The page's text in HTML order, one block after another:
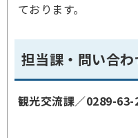
ております。
担当課・問い合わ
観光交流課／0289-63-